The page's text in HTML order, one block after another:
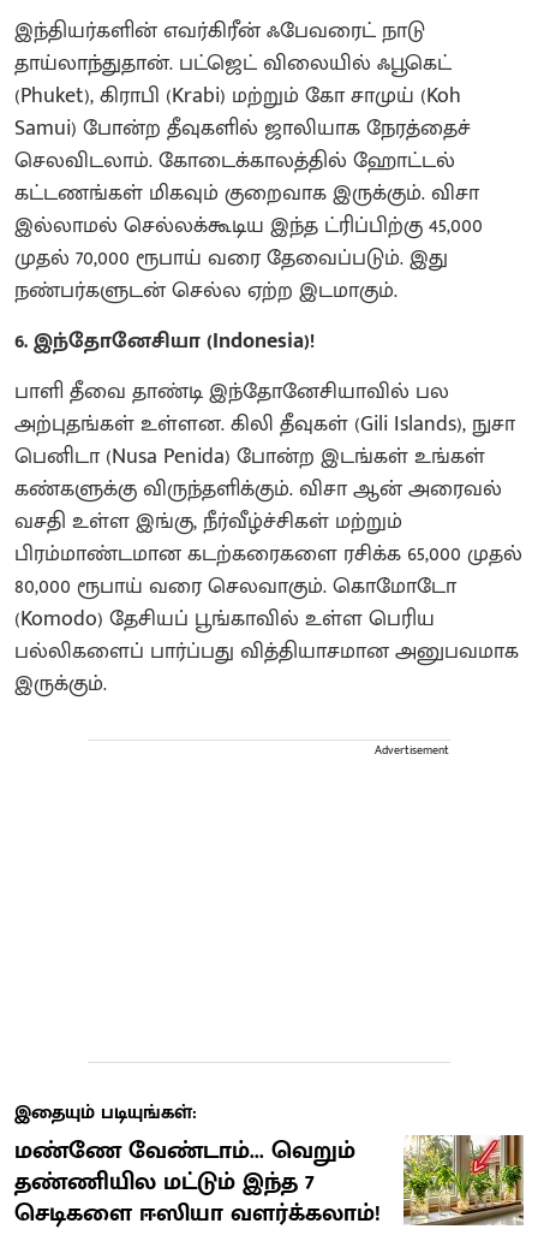
இந்தியர்களின் எவர்கிரீன் ஃபேவரைட் நாடு
தாய்லாந்துதான். பட்ஜெட் விலையில் ஃபூகெட்
(Phuket), கிராபி (Krabi) மற்றும் கோ சாமுய் (Koh
Samui) போன்ற தீவுகளில் ஜாலியாக நேரத்தைச்
செலவிடலாம். கோடைக்காலத்தில் ஹோட்டல்
கட்டணங்கள் மிகவும் குறைவாக இருக்கும். விசா
இல்லாமல் செல்லக்கூடிய இந்த ட்ரிப்பிற்கு 45,000
முதல் 70,000 ரூபாய் வரை தேவைப்படும். இது
நண்பர்களுடன் செல்ல ஏற்ற இடமாகும்.
6. இந்தோனேசியா (Indonesia)!
பாளி தீவை தாண்டி இந்தோனேசியாவில் பல
அற்புதங்கள் உள்ளன. கிலி தீவுகள் (Gili Islands), நுசா
பெனிடா (Nusa Penida) போன்ற இடங்கள் உங்கள்
கண்களுக்கு விருந்தளிக்கும். விசா ஆன் அரைவல்
வசதி உள்ள இங்கு, நீர்வீழ்ச்சிகள் மற்றும்
பிரம்மாண்டமான கடற்கரைகளை ரசிக்க 65,000 முதல்
80,000 ரூபாய் வரை செலவாகும். கொமோடோ
(Komodo) தேசியப் பூங்காவில் உள்ள பெரிய
பல்லிகளைப் பார்ப்பது வித்தியாசமான அனுபவமாக
இருக்கும்.
Advertisement
இதையும் படியுங்கள்:
மண்ணே வேண்டாம்... வெறும்
தண்ணியில மட்டும் இந்த 7
செடிகளை ஈஸியா வளர்க்கலாம்!